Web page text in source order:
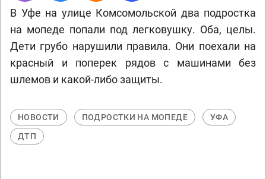
В Уфе на улице Комсомольской два подростка
на мопеде попали под легковушку. Оба, целы.
Дети грубо нарушили правила. Они поехали на
красный и поперек рядов с машинами без
шлемов и какой-либо защиты.
НОВОСТИ ПОДРОСТКИ НА МОПЕДЕ
УФА
ДТП